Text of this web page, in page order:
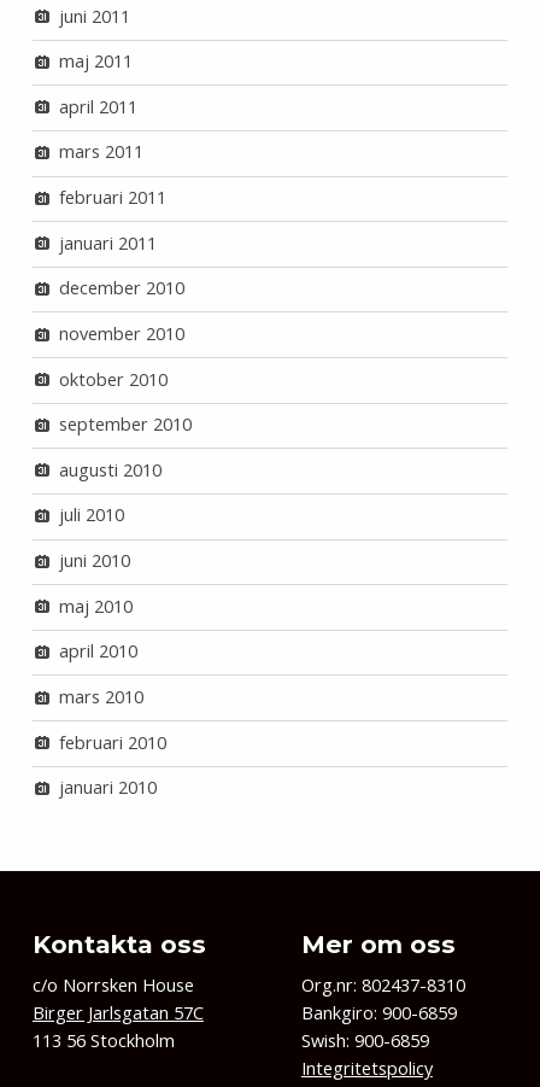
juni 2011
maj 2011
april 2011
mars 2011
februari 2011
januari 2011
december 2010
november 2010
oktober 2010
september 2010
augusti 2010
juli 2010
juni 2010
maj 2010
april 2010
mars 2010
februari 2010
januari 2010
Kontakta oss
c/o Norrsken House
Birger Jarlsgatan 57C
113 56 Stockholm
Mer om oss
Org.nr: 802437-8310
Bankgiro: 900-6859
Swish: 900-6859
Integritetspolicy